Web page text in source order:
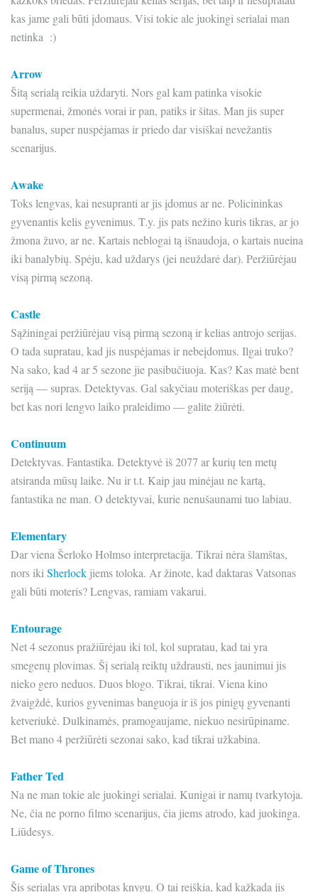
kas jame gali būti įdomaus. Visi tokie ale juokingi serialai man
netinka :)
Arrow
Šitą serialą reikia uždaryti. Nors gal kam patinka visokie
supermenai, žmonės vorai ir pan, patiks ir šitas. Man jis super
banalus, super nuspėjamas ir priedo dar visiškai nevežantis
scenarijus.
Awake
Toks lengvas, kai nesupranti ar jis įdomus ar ne. Policininkas
gyvenantis kelis gyvenimus. T.y. jis pats nežino kuris tikras, ar jo
žmona žuvo, ar ne. Kartais neblogai tą išnaudoja, o kartais nueina
iki banalybių. Spėju, kad uždarys (jei neuždarė dar). Peržiūrėjau
visą pirmą sezoną.
Castle
Sąžiningai peržiūrėjau visą pirmą sezoną ir kelias antrojo serijas.
O tada supratau, kad jis nuspėjamas ir nebeįdomus. Ilgai truko?
Na sako, kad 4 ar 5 sezone jie pasibučiuoja. Kas? Kas matė bent
seriją — supras. Detektyvas. Gal sakyčiau moteriškas per daug,
bet kas nori lengvo laiko praleidimo — galite žiūrėti.
Continuum
Detektyvas. Fantastika. Detektyvė iš 2077 ar kurių ten metų
atsiranda mūsų laike. Nu ir t.t. Kaip jau minėjau ne kartą,
fantastika ne man. O detektyvai, kurie nenušaunami tuo labiau.
Elementary
Dar viena Šerloko Holmso interpretacija. Tikrai nėra šlamštas,
nors iki Sherlock jiems toloka. Ar žinote, kad daktaras Vatsonas
gali būti moteris? Lengvas, ramiam vakarui.
Entourage
Net 4 sezonus pražiūrėjau iki tol, kol supratau, kad tai yra
smegenų plovimas. Šį serialą reiktų uždrausti, nes jaunimui jis
nieko gero neduos. Duos blogo. Tikrai, tikrai. Viena kino
žvaigždė, kurios gyvenimas banguoja ir iš jos pinigų gyvenanti
ketveriukė. Dulkinamės, pramogaujame, niekuo nesirūpiname.
Bet mano 4 peržiūrėti sezonai sako, kad tikrai užkabina.
Father Ted
Na ne man tokie ale juokingi serialai. Kunigai ir namų tvarkytoja.
Ne, čia ne porno filmo scenarijus, čia jiems atrodo, kad juokinga.
Liūdesys.
Game of Thrones
Šis serialas yra apribotas knygų. O tai reiškia, kad kažkada jis